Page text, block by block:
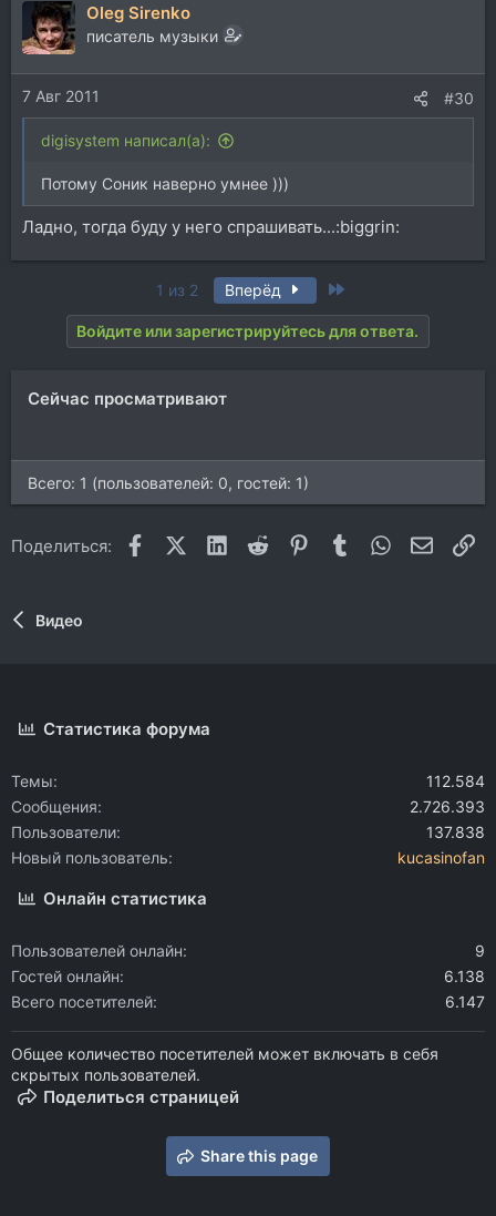
Oleg Sirenko
писатель музыки
7 Авг 2011 #30
digisystem написал(а):
Потому Соник наверно умнее )))
Ладно, тогда буду у него спрашивать...:biggrin:
1 из 2 Вперёд
Войдите или зарегистрируйтесь для ответа.
Сейчас просматривают
Всего: 1 (пользователей: 0, гостей: 1)
Поделиться: FacebookX (Twitter)
LinkedIn
Reddit Pinterest
Tumblr WhatsApp
Видео
Статистика форума
Темы
112.584
Сообщения
2.726.393
Пользователи
137.838
Новый пользователь
kucasinofan
Онлайн статистика
Пользователей онлайн
9
Гостей онлайн
6.138
Всего посетителей
6.147
Общее количество посетителей может включать в себя
скрытых пользователей.
Поделиться страницей
Share this page